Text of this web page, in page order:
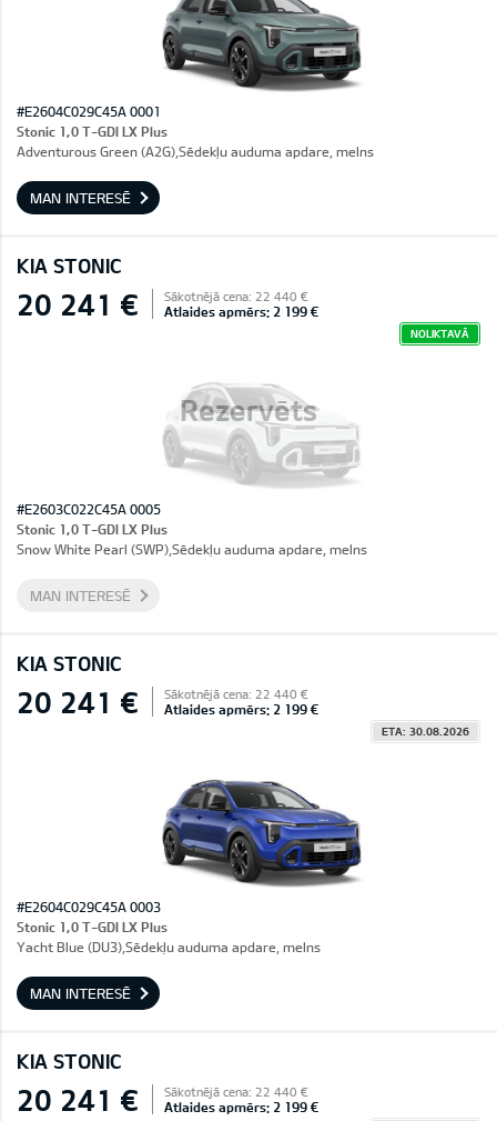
#E2604C029C45A 0001
Stonic 1,0 T-GDI LX Plus
Adventurous Green (A2G),Sēdekļu auduma apdare, melns
MAN INTERESĒ
KIA STONIC
Rezervēts
20 241 € Sākotnējā cena: 22 440 €
Atlaides apmērs: 2 199 €
NOLIKTAVĀ
#E2603C022C45A 0005
Stonic 1,0 T-GDI LX Plus
Snow White Pearl (SWP),Sēdekļu auduma apdare, melns
MAN INTERESĒ
KIA STONIC
20 241 € Sākotnējā cena: 22 440 €
Atlaides apmērs: 2 199 €
ETA: 30.08.2026
#E2604C029C45A 0003
Stonic 1,0 T-GDI LX Plus
Yacht Blue (DU3),Sēdekļu auduma apdare, melns
MAN INTERESĒ
KIA STONIC
20 241 € Sākotnējā cena: 22 440 €
Atlaides apmērs: 2 199 €